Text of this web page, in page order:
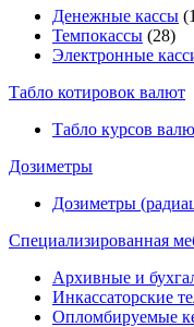
Денежные кассы
Темпокассы (28)
Электронные
Табло котировок валют
Табло курсов
Дозиметры
Дозиметры
Специализированная
Архивные и
Инкассаторские
Опломбируемые